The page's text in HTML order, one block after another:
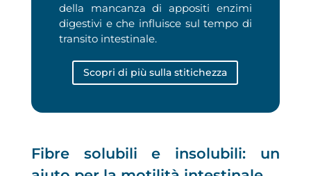
della mancanza di appositi enzimi
digestivi e che influisce sul tempo di
transito intestinale.
Scopri di più sulla stitichezza
Fibre solubili e insolubili: un